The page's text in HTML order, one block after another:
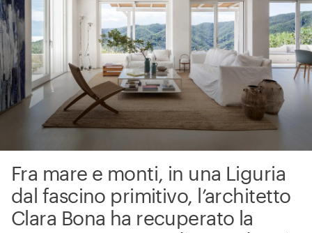
Fra mare e monti, in una Liguria
dal fascino primitivo, l’architetto
Clara Bona ha recuperato la